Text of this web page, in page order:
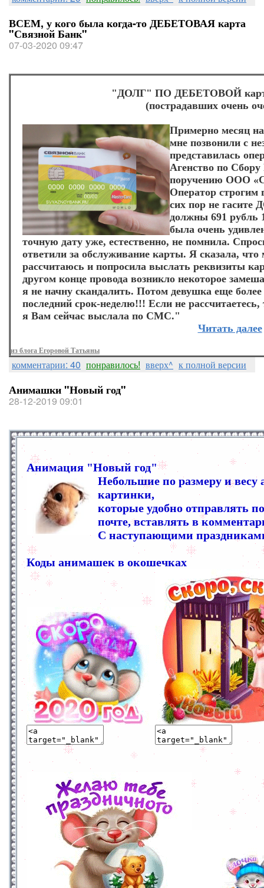
ВСЕМ, у кого была когда-то ДЕБЕТОВАЯ карта
"Связной Банк"
07-03-2020 09:47
"ДОЛГ" ПО ДЕБЕТОВОЙ
(пострадавших очень
Примерно месяц
мне позвонили с
представилась
Агенство по
поручению ООО
Оператор строгим
сих пор не
должны 691 рубль
была очень
точную дату уже, естественно, не помнила.
ответили за обслуживание карты. Я сказала,
рассчитаюсь и попросила выслать реквизиты
другом конце провода возникло некоторое
я не начну скандалить. Потом девушка еще
последний срок-неделю!!! Если не
я Вам сейчас выслала по СМС."
Читать далее
из блога Егоровой Татьяны
комментарии: 40 понравилось! вверх^ к полной версии
Анимашки "Новый год"
28-12-2019 09:01
Анимация "Новый год"
Небольшие по размеру и
картинки,
которые удобно отправлять
почте, вставлять в
С наступающими
Коды анимашек в окошечках